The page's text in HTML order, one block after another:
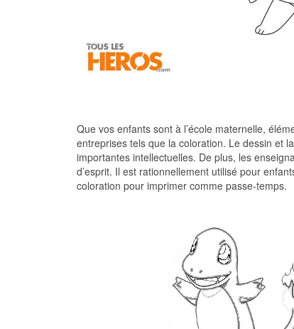
Que vos enfants sont à l’école maternelle,
entreprises tels que la coloration. Le dessin et
importantes intellectuelles. De plus, les
d’esprit. Il est rationnellement utilisé pour
coloration pour imprimer comme passe-temps.